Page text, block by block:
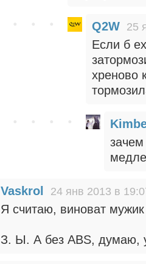
Q2W 25
Если б
хреново
зачем
Vaskrol 24 янв 2013 в
Я считаю, виноват
З. Ы. А без ABS, думаю,